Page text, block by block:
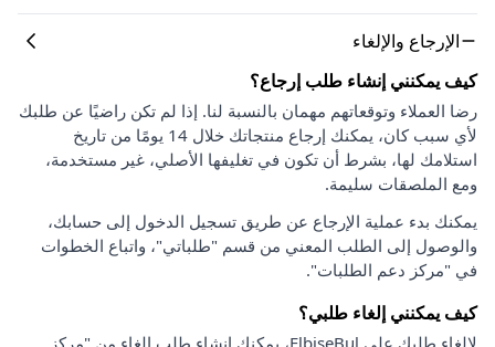
الإرجاع والإلغاء
كيف يمكنني إنشاء طلب إرجاع؟
رضا العملاء وتوقعاتهم مهمان بالنسبة لنا. إذا لم تكن راضيًا عن طلبك
لأي سبب كان، يمكنك إرجاع منتجاتك خلال 14 يومًا من تاريخ
استلامك لها، بشرط أن تكون في تغليفها الأصلي، غير مستخدمة،
ومع الملصقات سليمة.
يمكنك بدء عملية الإرجاع عن طريق تسجيل الدخول إلى حسابك،
والوصول إلى الطلب المعني من قسم "طلباتي"، واتباع الخطوات
في "مركز دعم الطلبات".
كيف يمكنني إلغاء طلبي؟
لإلغاء طلبك على ElbiseBul، يمكنك إنشاء طلب إلغاء من "مركز